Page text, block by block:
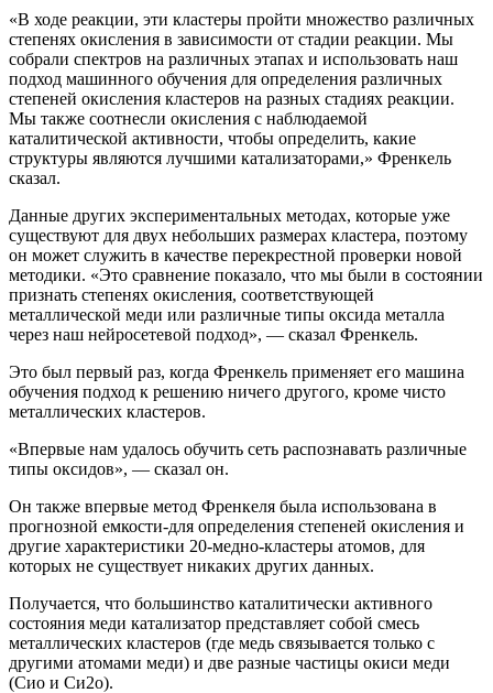
«В ходе реакции, эти кластеры пройти множество различных
степенях окисления в зависимости от стадии реакции. Мы
собрали спектров на различных этапах и использовать наш
подход машинного обучения для определения различных
степеней окисления кластеров на разных стадиях реакции.
Мы также соотнесли окисления с наблюдаемой
каталитической активности, чтобы определить, какие
структуры являются лучшими катализаторами,» Френкель
сказал.
Данные других экспериментальных методах, которые уже
существуют для двух небольших размерах кластера, поэтому
он может служить в качестве перекрестной проверки новой
методики. «Это сравнение показало, что мы были в состоянии
признать степенях окисления, соответствующей
металлической меди или различные типы оксида металла
через наш нейросетевой подход», — сказал Френкель.
Это был первый раз, когда Френкель применяет его машина
обучения подход к решению ничего другого, кроме чисто
металлических кластеров.
«Впервые нам удалось обучить сеть распознавать различные
типы оксидов», — сказал он.
Он также впервые метод Френкеля была использована в
прогнозной емкости-для определения степеней окисления и
другие характеристики 20-медно-кластеры атомов, для
которых не существует никаких других данных.
Получается, что большинство каталитически активного
состояния меди катализатор представляет собой смесь
металлических кластеров (где медь связывается только с
другими атомами меди) и две разные частицы окиси меди
(Сио и Си2о).